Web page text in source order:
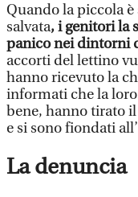
Quando la piccola è
salvata, i genitori la
panico nei dintorni
accorti del lettino
hanno ricevuto la
informati che la
bene, hanno tirato
e si sono fiondati
La denuncia